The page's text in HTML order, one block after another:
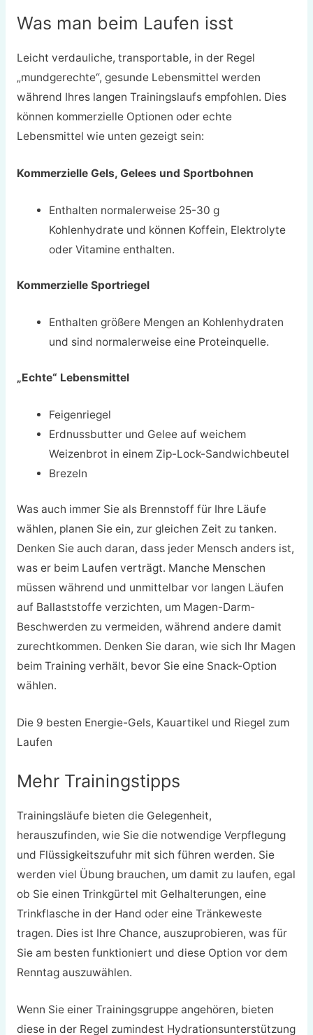
Was man beim Laufen isst
Leicht verdauliche, transportable, in der Regel
„mundgerechte“, gesunde Lebensmittel werden
während Ihres langen Trainingslaufs empfohlen. Dies
können kommerzielle Optionen oder echte
Lebensmittel wie unten gezeigt sein:
Kommerzielle Gels, Gelees und Sportbohnen
Enthalten normalerweise 25-30 g
Kohlenhydrate und können Koffein, Elektrolyte
oder Vitamine enthalten.
Kommerzielle Sportriegel
Enthalten größere Mengen an Kohlenhydraten
und sind normalerweise eine Proteinquelle.
„Echte“ Lebensmittel
Feigenriegel
Erdnussbutter und Gelee auf weichem
Weizenbrot in einem Zip-Lock-Sandwichbeutel
Brezeln
Was auch immer Sie als Brennstoff für Ihre Läufe
wählen, planen Sie ein, zur gleichen Zeit zu tanken.
Denken Sie auch daran, dass jeder Mensch anders ist,
was er beim Laufen verträgt. Manche Menschen
müssen während und unmittelbar vor langen Läufen
auf Ballaststoffe verzichten, um Magen-Darm-
Beschwerden zu vermeiden, während andere damit
zurechtkommen. Denken Sie daran, wie sich Ihr Magen
beim Training verhält, bevor Sie eine Snack-Option
wählen.
Die 9 besten Energie-Gels, Kauartikel und Riegel zum
Laufen
Mehr Trainingstipps
Trainingsläufe bieten die Gelegenheit,
herauszufinden, wie Sie die notwendige Verpflegung
und Flüssigkeitszufuhr mit sich führen werden. Sie
werden viel Übung brauchen, um damit zu laufen, egal
ob Sie einen Trinkgürtel mit Gelhalterungen, eine
Trinkflasche in der Hand oder eine Tränkeweste
tragen. Dies ist Ihre Chance, auszuprobieren, was für
Sie am besten funktioniert und diese Option vor dem
Renntag auszuwählen.
Wenn Sie einer Trainingsgruppe angehören, bieten
diese in der Regel zumindest Hydrationsunterstützung